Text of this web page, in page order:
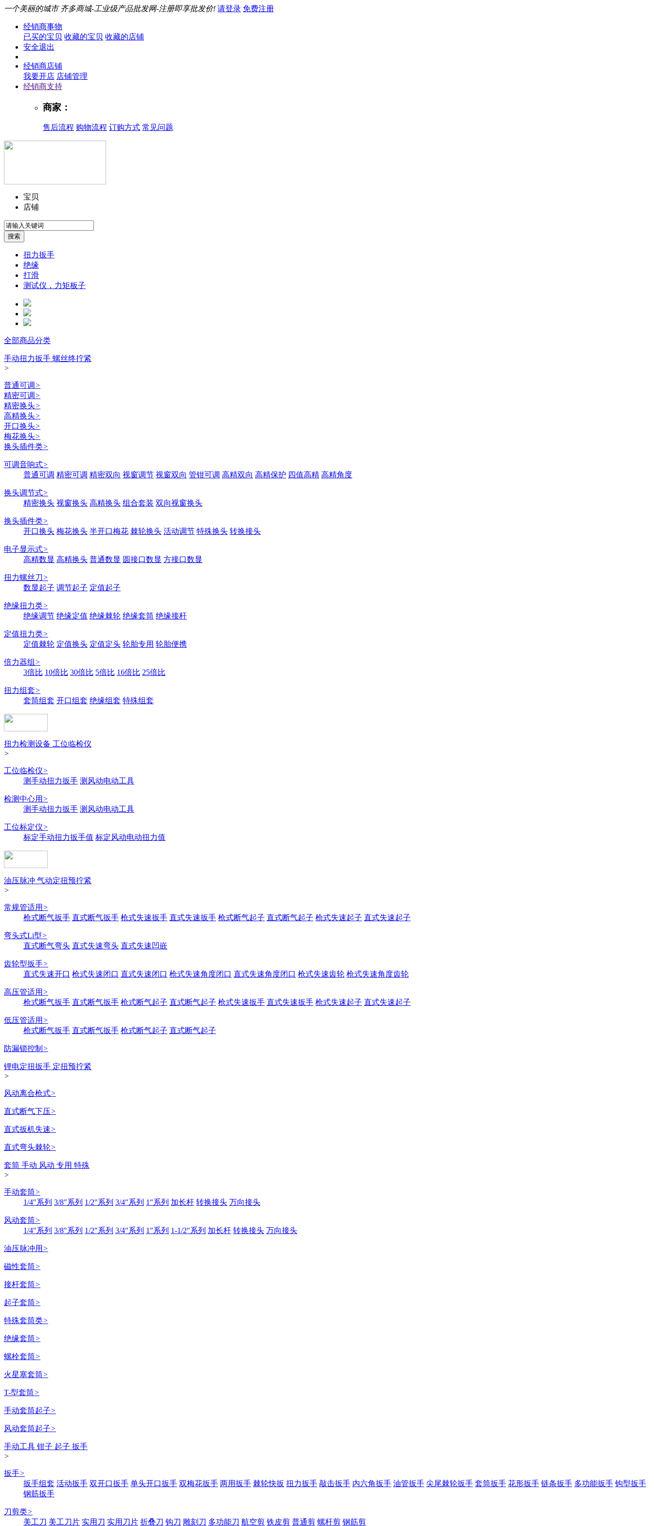
一个美丽的城市 齐多商城-工业级产品批发网-注册即享批发价! 请登录 免费注册
经销商事物
已买的宝贝 收藏的宝贝 收藏的店铺
安全退出
经销商店铺
我要开店 店铺管理
经销商支持
商家：
售后流程 购物流程 订购方式 常见问题
宝贝
店铺
扭力扳手
绝缘
打滑
测试仪，力矩板子
全部商品分类
手动扭力扳手 螺丝终拧紧
>
普通可调>
精密可调>
精密换头>
高精换头>
开口换头>
梅花换头>
换头插件类>
可调音响式>
普通可调 精密可调 精密双向 视窗调节 视窗双向 管钳可调 高精双向 高精保护 四值高精 高精角度
换头调节式>
精密换头 视窗换头 高精换头 组合套装 双向视窗换头
换头插件类>
开口换头 梅花换头 半开口梅花 棘轮换头 活动调节 特殊换头 转换接头
电子显示式>
高精数显 高精换头 普通数显 圆接口数显 方接口数显
扭力螺丝刀>
数显起子 调节起子 定值起子
绝缘扭力类>
绝缘调节 绝缘定值 绝缘棘轮 绝缘套筒 绝缘接杆
定值扭力类>
定值棘轮 定值换头 定值定头 轮胎专用 轮胎便携
倍力器组 >
3倍比 10倍比 30倍比 5倍比 16倍比 25倍比
扭力组套>
套筒组套 开口组套 绝缘组套 特殊组套
扭力检测设备 工位临检仪
>
工位临检仪>
测手动扭力扳手 测风动电动工具
检测中心用 >
测手动扭力扳手 测风动电动工具
工位标定仪>
标定手动扭力扳手值 标定风动电动扭力值
油压脉冲 气动定扭预拧紧
>
常规管适用 >
枪式断气扳手 直式断气扳手 枪式失速扳手 直式失速扳手 枪式断气起子 直式断气起子 枪式失速起子 直式失速起子
弯头式Li型>
直式断气弯头 直式失速弯头 直式失速凹嵌
齿轮型扳手>
直式失速开口 枪式失速闭口 直式失速闭口 枪式失速角度闭口 直式失速角度闭口 枪式失速齿轮 枪式失速角度齿轮
高压管适用 >
枪式断气扳手 直式断气扳手 枪式断气起子 直式断气起子 枪式失速扳手 直式失速扳手 枪式失速起子 直式失速起子
低压管适用 >
枪式断气扳手 直式断气扳手 枪式断气起子 直式断气起子
防漏锁控制 >
锂电定扭扳手 定扭预拧紧
>
风动离合枪式>
直式断气下压>
直式扳机失速>
直式弯头棘轮>
套筒 手动 风动 专用 特殊
>
手动套筒>
1/4″系列 3/8″系列 1/2″系列 3/4″系列 1″系列 加长杆 转换接头 万向接头
风动套筒>
1/4″系列 3/8″系列 1/2″系列 3/4″系列 1″系列 1-1/2″系列 加长杆 转换接头 万向接头
油压脉冲用 >
磁性套筒>
接杆套筒>
起子套筒>
特殊套筒类>
绝缘套筒>
螺栓套筒>
火星塞套筒>
T-型套筒>
手动套筒起子>
风动套筒起子>
手动工具 钳子 起子 扳手
>
扳手>
扳手组套 活动扳手 双开口扳手 单头开口扳手 双梅花扳手 两用扳手 棘轮快扳 扭力扳手 敲击扳手 内六角扳手 油管扳手 尖尾棘轮扳手 套筒扳手 花形扳手 链条扳手 多功能扳手 钩型扳手
钢筋扳手
刀剪类>
美工刀 美工刀片 实用刀 实用刀片 折叠刀 钩刀 雕刻刀 多功能刀 航空剪 铁皮剪 普通剪 螺杆剪 钢筋剪